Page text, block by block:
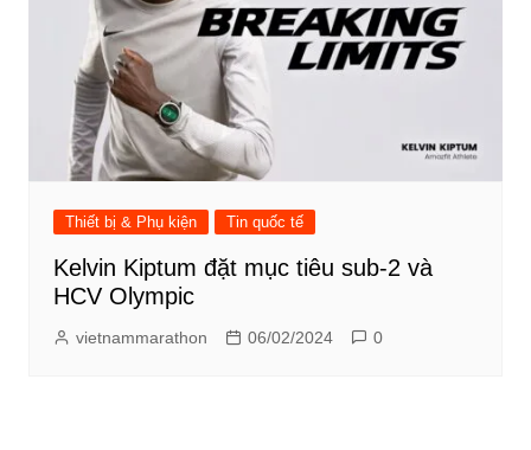
Thiết bị & Phụ kiện Tin quốc tế
Kelvin Kiptum đặt mục tiêu sub-2 và
HCV Olympic
vietnammarathon 06/02/2024 0